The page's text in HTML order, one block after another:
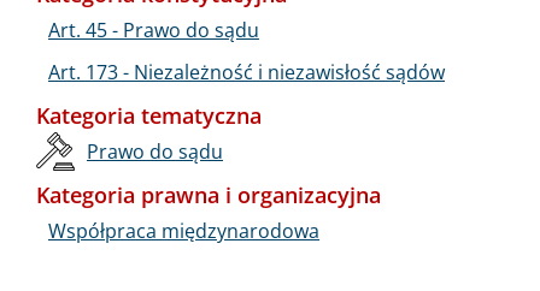
Art. 45 - Prawo do sądu
Art. 173 - Niezależność i niezawisłość sądów
Kategoria tematyczna
Prawo do sądu
Kategoria prawna i organizacyjna
Współpraca międzynarodowa